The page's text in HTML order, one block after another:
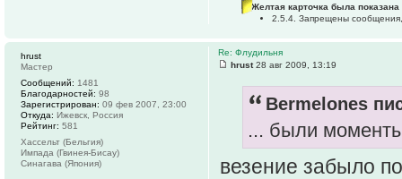
Желтая карточка была показана
2.5.4. Запрещены
Re: Флудильня
hrust28 авг 2009, 13:19
Bermelones
... были
везение забыло
hrust
Мастер
Сообщений: 1481
Благодарностей: 98
Зарегистрирован: 09 фев 2007, 23:00
Откуда: Ижевск, Россия
Рейтинг: 581
Хассельт (Бельгия)
Импада (Гвинея-Бисау)
Синагава (Япония)